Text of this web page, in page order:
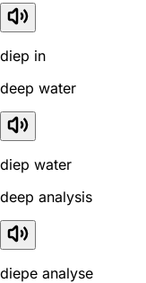
diep in
deep water
diep water
deep analysis
diepe analyse